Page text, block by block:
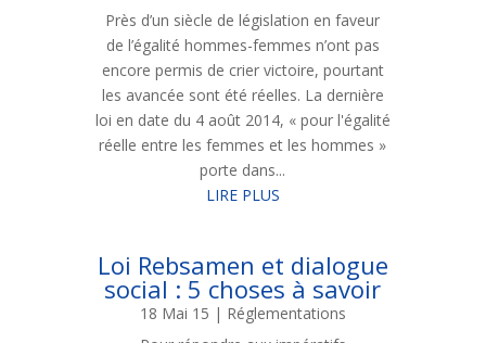
Près d’un siècle de législation en faveur
de l’égalité hommes-femmes n’ont pas
encore permis de crier victoire, pourtant
les avancée sont été réelles. La dernière
loi en date du 4 août 2014, « pour l'égalité
réelle entre les femmes et les hommes »
porte dans...
LIRE PLUS
Loi Rebsamen et dialogue
social : 5 choses à savoir
18 Mai 15 | Réglementations